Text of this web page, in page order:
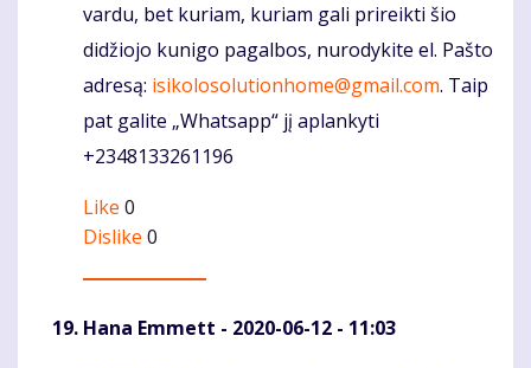
vardu, bet kuriam, kuriam gali prireikti šio
didžiojo kunigo pagalbos, nurodykite el. Pašto
adresą: isikolosolutionhome@gmail.com. Taip
pat galite „Whatsapp“ jį aplankyti
+2348133261196
Like 0
Dislike 0
Hana Emmett - 2020-06-12 - 11:03